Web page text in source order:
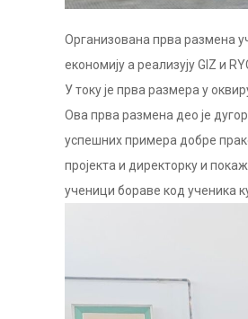
Организована прва размена
економију а реализују GIZ и
У току је прва размера у
Ова прва размена део је
успешних примера добре
пројекта и директорку и
ученици бораве код ученика